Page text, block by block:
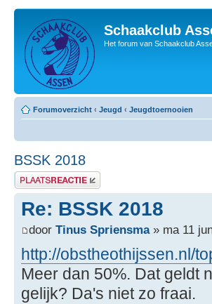
Schaakclub
Het forum van Schaakclub
Forumoverzicht ‹ Jeugd ‹ Jeugdtoernooien
BSSK 2018
Plaats een reactie
Re: BSSK 2018
door Tinus Spriensma» ma 11
http://obstheothijssen.nl/
Meer dan 50%. Dat geldt
gelijk? Da's niet zo fraai.